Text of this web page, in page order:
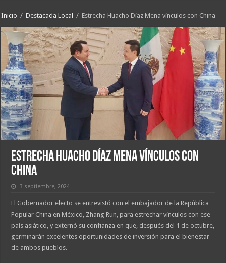
Inicio / Destacada Local / Estrecha Huacho Díaz Mena vínculos con China
Estrecha Huacho Díaz Mena vínculos con
China
3 septiembre, 2024
El Gobernador electo se entrevistó con el embajador de la República
Popular China en México, Zhang Run, para estrechar vínculos con ese
país asiático, y externó su confianza en que, después del 1 de octubre,
germinarán excelentes oportunidades de inversión para el bienestar
de ambos pueblos.